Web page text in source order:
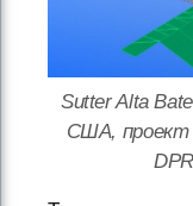
Sutter Alta
США, проект